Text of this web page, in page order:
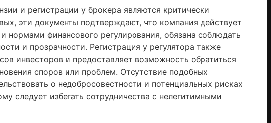
и регистрации у брокера являются критически
эти документы подтверждают, что компания действует
нормами финансового регулирования, обязана соблюдать
и прозрачности. Регистрация у регулятора также
инвесторов и предоставляет возможность обратиться
споров или проблем. Отсутствие подобных
о недобросовестности и потенциальных рисках
следует избегать сотрудничества с нелегитимными